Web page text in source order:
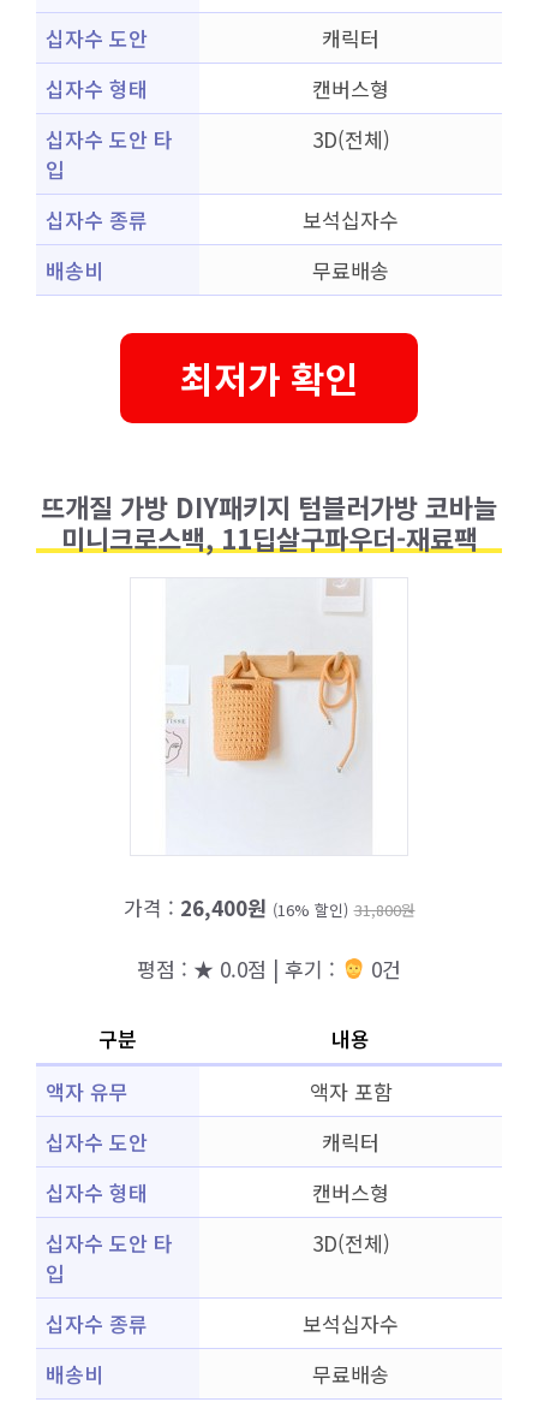
십자수 도안
캐릭터
십자수 형태
캔버스형
십자수 도안 타
입
3D(전체)
십자수 종류
보석십자수
배송비
무료배송
최저가 확인
뜨개질 가방 DIY패키지 텀블러가방 코바늘
미니크로스백, 11딥살구파우더-재료팩
가격 : 26,400원 (16% 할인) 31,800원
평점 : ★ 0.0점 | 후기 : 0건
구분
내용
액자 유무
액자 포함
십자수 도안
캐릭터
십자수 형태
캔버스형
십자수 도안 타
입
3D(전체)
십자수 종류
보석십자수
배송비
무료배송